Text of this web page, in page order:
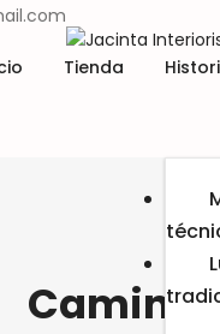
Tienda
Caminos